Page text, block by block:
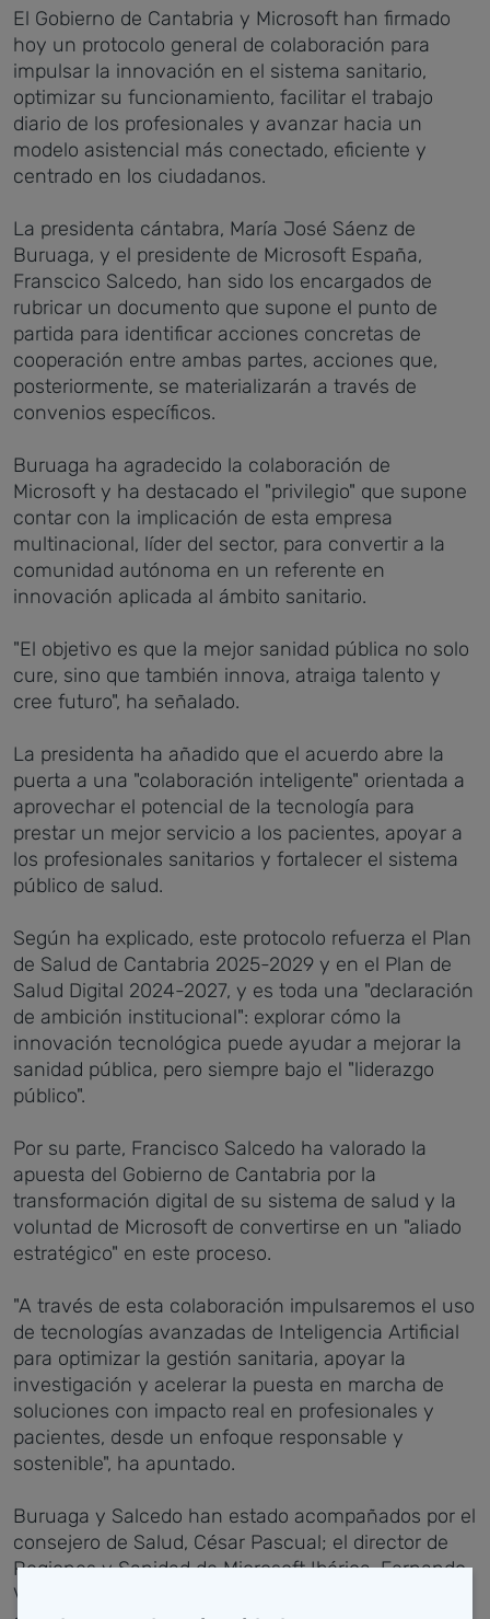
El Gobierno de Cantabria y Microsoft han firmado
hoy un protocolo general de colaboración para
impulsar la innovación en el sistema sanitario,
optimizar su funcionamiento, facilitar el trabajo
diario de los profesionales y avanzar hacia un
modelo asistencial más conectado, eficiente y
centrado en los ciudadanos.
La presidenta cántabra, María José Sáenz de
Buruaga, y el presidente de Microsoft España,
Franscico Salcedo, han sido los encargados de
rubricar un documento que supone el punto de
partida para identificar acciones concretas de
cooperación entre ambas partes, acciones que,
posteriormente, se materializarán a través de
convenios específicos.
Buruaga ha agradecido la colaboración de
Microsoft y ha destacado el "privilegio" que supone
contar con la implicación de esta empresa
multinacional, líder del sector, para convertir a la
comunidad autónoma en un referente en
innovación aplicada al ámbito sanitario.
"El objetivo es que la mejor sanidad pública no solo
cure, sino que también innova, atraiga talento y
cree futuro", ha señalado.
La presidenta ha añadido que el acuerdo abre la
puerta a una "colaboración inteligente" orientada a
aprovechar el potencial de la tecnología para
prestar un mejor servicio a los pacientes, apoyar a
los profesionales sanitarios y fortalecer el sistema
público de salud.
Según ha explicado, este protocolo refuerza el Plan
de Salud de Cantabria 2025-2029 y en el Plan de
Salud Digital 2024-2027, y es toda una "declaración
de ambición institucional": explorar cómo la
innovación tecnológica puede ayudar a mejorar la
sanidad pública, pero siempre bajo el "liderazgo
público".
Por su parte, Francisco Salcedo ha valorado la
apuesta del Gobierno de Cantabria por la
transformación digital de su sistema de salud y la
voluntad de Microsoft de convertirse en un "aliado
estratégico" en este proceso.
"A través de esta colaboración impulsaremos el uso
de tecnologías avanzadas de Inteligencia Artificial
para optimizar la gestión sanitaria, apoyar la
investigación y acelerar la puesta en marcha de
soluciones con impacto real en profesionales y
pacientes, desde un enfoque responsable y
sostenible", ha apuntado.
Buruaga y Salcedo han estado acompañados por el
consejero de Salud, César Pascual; el director de
Regiones y Sanidad de Microsoft Ibérica, Fernando
Valiño; el responsable de las relaciones de esta